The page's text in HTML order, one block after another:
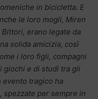
in bicicletta. E
le loro mogli, Miren
Bittori, erano legate da
solida amicizia, così
i loro figli, compagni
giochi e di studi tra gli
evento tragico ha
spezzate per sempre in